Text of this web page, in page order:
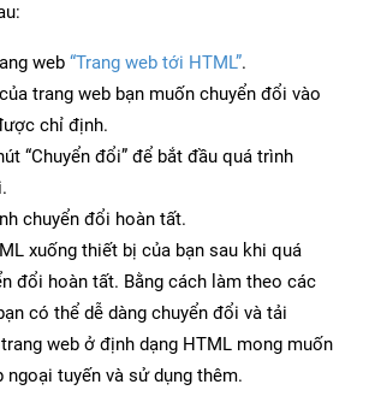
web “Trang web tới HTML”.
trang web bạn muốn chuyển đổi vào
chỉ định.
“Chuyển đổi” để bắt đầu quá trình
chuyển đổi hoàn tất.
xuống thiết bị của bạn sau khi quá
đổi hoàn tất. Bằng cách làm theo các
có thể dễ dàng chuyển đổi và tải
web ở định dạng HTML mong muốn
ngoại tuyến và sử dụng thêm.